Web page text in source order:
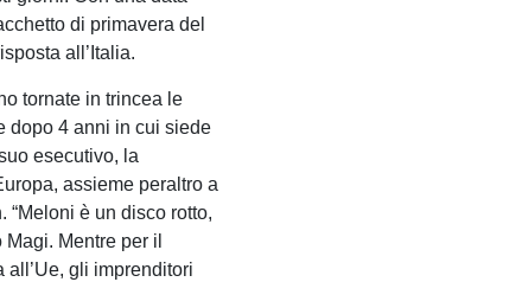
di primavera del
all’Italia.
tornate in trincea le
dopo 4 anni in cui siede
esecutivo, la
assieme peraltro a
è un disco rotto,
Mentre per il
gli imprenditori